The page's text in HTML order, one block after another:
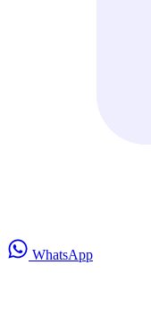
WhatsApp